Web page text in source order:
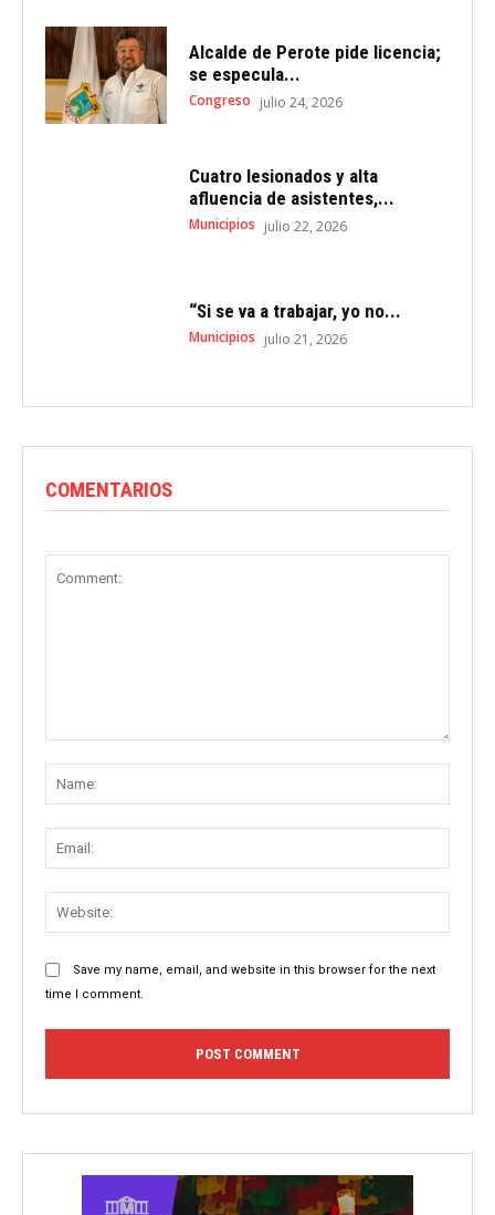
Alcalde de Perote pide licencia;
se especula...
Congreso julio 24, 2026
Cuatro lesionados y alta
afluencia de asistentes,...
Municipios julio 22, 2026
“Si se va a trabajar, yo no...
Municipios julio 21, 2026
COMENTARIOS
Save my name, email, and website in this browser for the next
time I comment.